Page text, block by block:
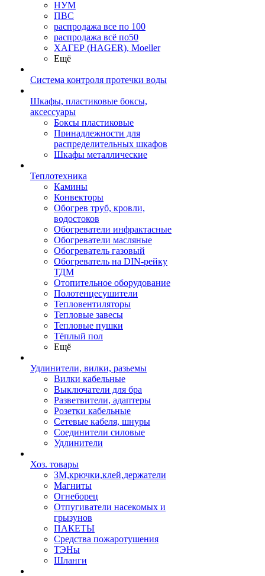
НУМ
ПВС
распродажа все по 100
распродажа всё по50
ХАГЕР (HAGER), Moeller
Ещё
Система контроля протечки воды
Шкафы, пластиковые боксы,
аксессуары
Боксы пластиковые
Принадлежности для
распределительных шкафов
Шкафы металлические
Теплотехника
Камины
Конвекторы
Обогрев труб, кровли,
водостоков
Обогреватели инфрактасные
Обогреватели масляные
Обогреватель газовый
Обогреватель на DIN-рейку
ТДМ
Отопительное оборудование
Полотенцесушители
Тепловентиляторы
Тепловые завесы
Тепловые пушки
Тёплый пол
Ещё
Удлинители, вилки, разьемы
Вилки кабельные
Выключатели для бра
Разветвители, адаптеры
Розетки кабельные
Сетевые кабеля, шнуры
Соединители силовые
Удлинители
Хоз. товары
ЗМ,крючки,клей,держатели
Магниты
Огнеборец
Отпугиватели насекомых и
грызунов
ПАКЕТЫ
Средства пожаротушения
ТЭНы
Шланги